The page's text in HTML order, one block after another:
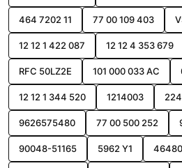
464 7202 11 77 00 109 403
12 12 1 422 087 12 12 4 353 679
RFC 50LZ2E 101 000 033 AC
12 12 1 344 520 1214003
9626575480 77 00 500 252
90048-51165 5962 Y1